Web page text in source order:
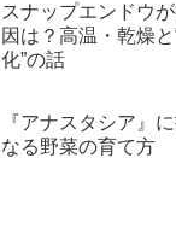
スナップエンドウ
因は？高温・乾燥
化”の話
『アナスタシア』
なる野菜の育て方